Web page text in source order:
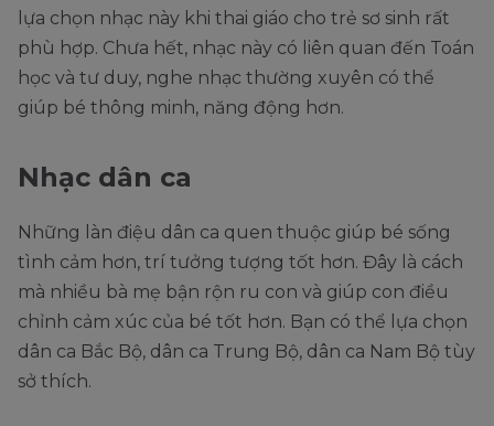
lựa chọn nhạc này khi thai giáo cho trẻ sơ sinh rất
phù hợp. Chưa hết, nhạc này có liên quan đến Toán
học và tư duy, nghe nhạc thường xuyên có thể
giúp bé thông minh, năng động hơn.
Nhạc dân ca
Những làn điệu dân ca quen thuộc giúp bé sống
tình cảm hơn, trí tưởng tượng tốt hơn. Đây là cách
mà nhiều bà mẹ bận rộn ru con và giúp con điều
chỉnh cảm xúc của bé tốt hơn. Bạn có thể lựa chọn
dân ca Bắc Bộ, dân ca Trung Bộ, dân ca Nam Bộ tùy
sở thích.